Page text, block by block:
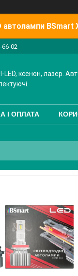
BSmart
66-02
LED, ксенон, лазер.
І ОПЛАТА